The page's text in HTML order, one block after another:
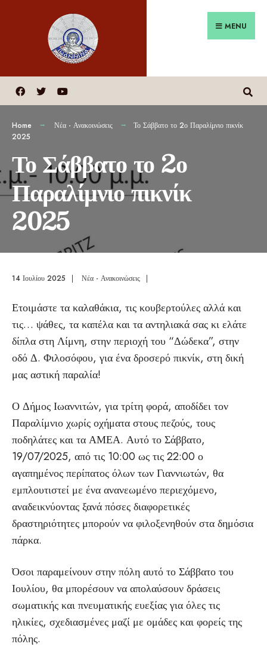
MENU
Home Νέα - Ανακοινώσεις
Το Σάββατο το 2ο Παραλίμνιο πικνίκ
2025
Το Σάββατο το 2ο
Παραλίμνιο πικνίκ
2025
14 Ιουλίου 2025 | Νέα - Ανακοινώσεις |
Ετοιμάστε τα καλαθάκια, τις κουβερτούλες αλλά και
τις… ψάθες, τα καπέλα και τα αντηλιακά σας κι ελάτε
δίπλα στη Λίμνη, στην περιοχή του “Δώδεκα”, στην
οδό Δ. Φιλοσόφου, για ένα δροσερό πικνίκ, στη δική
μας αστική παραλία!
Ο Δήμος Ιωαννιτών, για τρίτη φορά, αποδίδει τον
Παραλίμνιο χωρίς οχήματα στους πεζούς, τους
ποδηλάτες και τα ΑΜΕΑ. Αυτό το Σάββατο,
19/07/2025, από τις 10:00 ως τις 22:00 ο
αγαπημένος περίπατος όλων των Γιαννιωτών, θα
εμπλουτιστεί με ένα ανανεωμένο περιεχόμενο,
αναδεικνύοντας ξανά πόσες διαφορετικές
δραστηριότητες μπορούν να φιλοξενηθούν στα δημόσια
πάρκα.
Όσοι παραμείνουν στην πόλη αυτό το Σάββατο του
Ιουλίου, θα μπορέσουν να απολαύσουν δράσεις
σωματικής και πνευματικής ευεξίας για όλες τις
ηλικίες, σχεδιασμένες μαζί με ομάδες και φορείς της
πόλης.